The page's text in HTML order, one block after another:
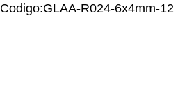
R024-6x4mm-12